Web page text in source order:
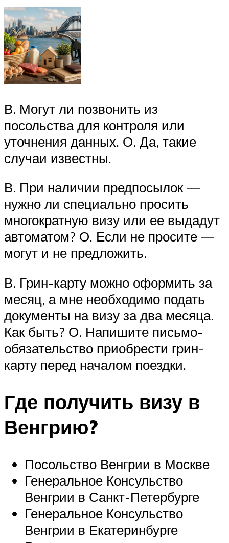
В. Могут ли позвонить из
посольства для контроля или
уточнения данных. О. Да, такие
случаи известны.
В. При наличии предпосылок —
нужно ли специально просить
многократную визу или ее выдадут
автоматом? О. Если не просите —
могут и не предложить.
В. Грин-карту можно оформить за
месяц, а мне необходимо подать
документы на визу за два месяца.
Как быть? О. Напишите письмо-
обязательство приобрести грин-
карту перед началом поездки.
Где получить визу в
Венгрию?
Посольство Венгрии в Москве
Генеральное Консульство
Венгрии в Санкт-Петербурге
Генеральное Консульство
Венгрии в Екатеринбурге